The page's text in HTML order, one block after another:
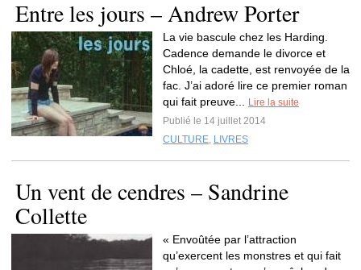
Entre les jours – Andrew Porter
La vie bascule chez les Harding.
Cadence demande le divorce et
Chloé, la cadette, est renvoyée de la
fac. J’ai adoré lire ce premier roman
qui fait preuve...
Lire la suite
Publié le 14 juillet 2014
CULTURE, LIVRES
Un vent de cendres – Sandrine
Collette
« Envoûtée par l’attraction
qu’exercent les monstres et qui fait